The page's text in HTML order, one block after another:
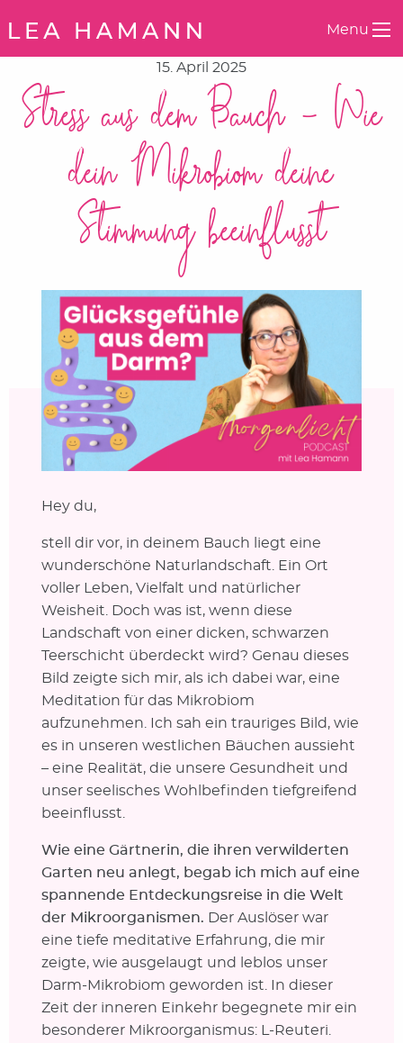
Menu
15. April 2025
Stress aus dem Bauch – Wie
dein Mikrobiom deine
Stimmung beeinflusst
Hey du,
stell dir vor, in deinem Bauch liegt eine
wunderschöne Naturlandschaft. Ein Ort
voller Leben, Vielfalt und natürlicher
Weisheit. Doch was ist, wenn diese
Landschaft von einer dicken, schwarzen
Teerschicht überdeckt wird? Genau dieses
Bild zeigte sich mir, als ich dabei war, eine
Meditation für das Mikrobiom
aufzunehmen. Ich sah ein trauriges Bild, wie
es in unseren westlichen Bäuchen aussieht
– eine Realität, die unsere Gesundheit und
unser seelisches Wohlbefinden tiefgreifend
beeinflusst.
Wie eine Gärtnerin, die ihren verwilderten
Garten neu anlegt, begab ich mich auf eine
spannende Entdeckungsreise in die Welt
der Mikroorganismen. Der Auslöser war
eine tiefe meditative Erfahrung, die mir
zeigte, wie ausgelaugt und leblos unser
Darm-Mikrobiom geworden ist. In dieser
Zeit der inneren Einkehr begegnete mir ein
besonderer Mikroorganismus: L-Reuteri.